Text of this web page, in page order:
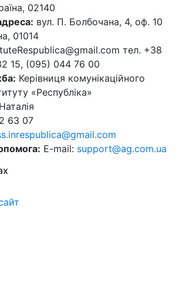
02140
вул. П. Болбочана, 4, оф. 10
01014
тел. +38
15, (095) 044 76 00
Керівниця комунікаційного
«Республіка»
63 07
E-mail: support@ag.com.ua